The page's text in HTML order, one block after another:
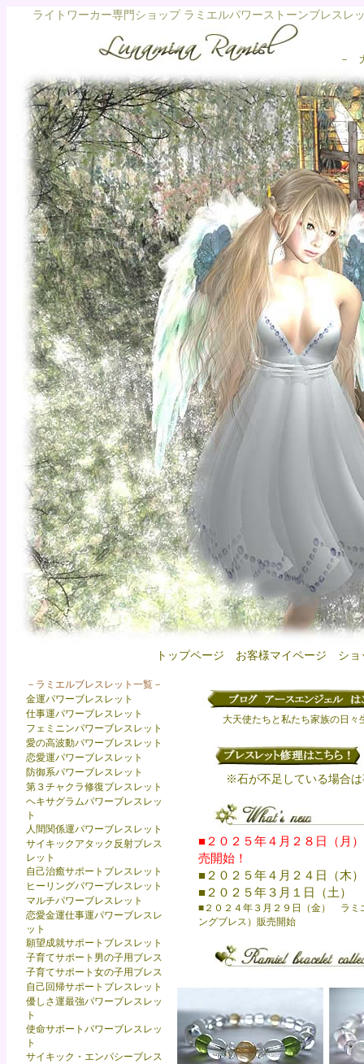
ライトワーカー専門ショップ ラミエルパワーストーンブレス
－
トップページ お客様マイページ シ
－ラミエルブレスレット一覧－
金運パワーブレスレット
仕事運パワーブレスレット
フェミニンパワーブレスレット
愛の高波動パワーブレスレット
恋愛運パワーブレスレット
防御系パワーブレスレット
第３チャクラ修復ブレスレット
ヘキサグラムパワーブレスレッ
ト
人間関係運パワーブレスレット
サイキックアタック反射ブレス
レット
自己治癒サポートブレスレット
ヒーリングパワーブレスレット
マルチパワーブレスレット
恋愛金運仕事運パワーブレスレ
ット
願望成就サポートブレスレット
子育てサポート男の子用ブレス
子育てサポート女の子用ブレス
自己回帰サポートブレスレット
優しさ運最強パワーブレスレッ
ト
使命サポートパワーブレスレッ
ト
サイキック・エンパシーブレス
大天使たちと私たち家族の日々生活
※石が不足している場合
■２０２５年４月２８日（月
売開始！
■２０２５年４月２４日（木
■２０２５年３月１日（土）
■２０２４年３月２９日（金） ラミ
ングブレス）販売開始